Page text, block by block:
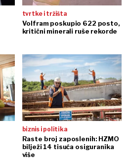
tvrtke i tržišta
Volfram poskupio 622 posto,
kritični minerali ruše rekorde
biznis i politika
Raste broj zaposlenih: HZMO
bilježi 14 tisuća osiguranika
više